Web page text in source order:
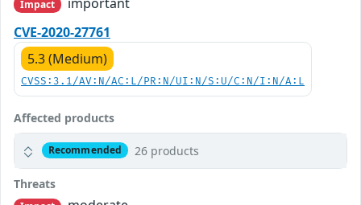
Impact
CVE-2020-27761
5.3 (Medium)
CVSS:3.1/AV:N/AC:L/PR:N/UI:N/S:U/C:N/I:N/A:L
Affected products
Recommended 26 products
Threats